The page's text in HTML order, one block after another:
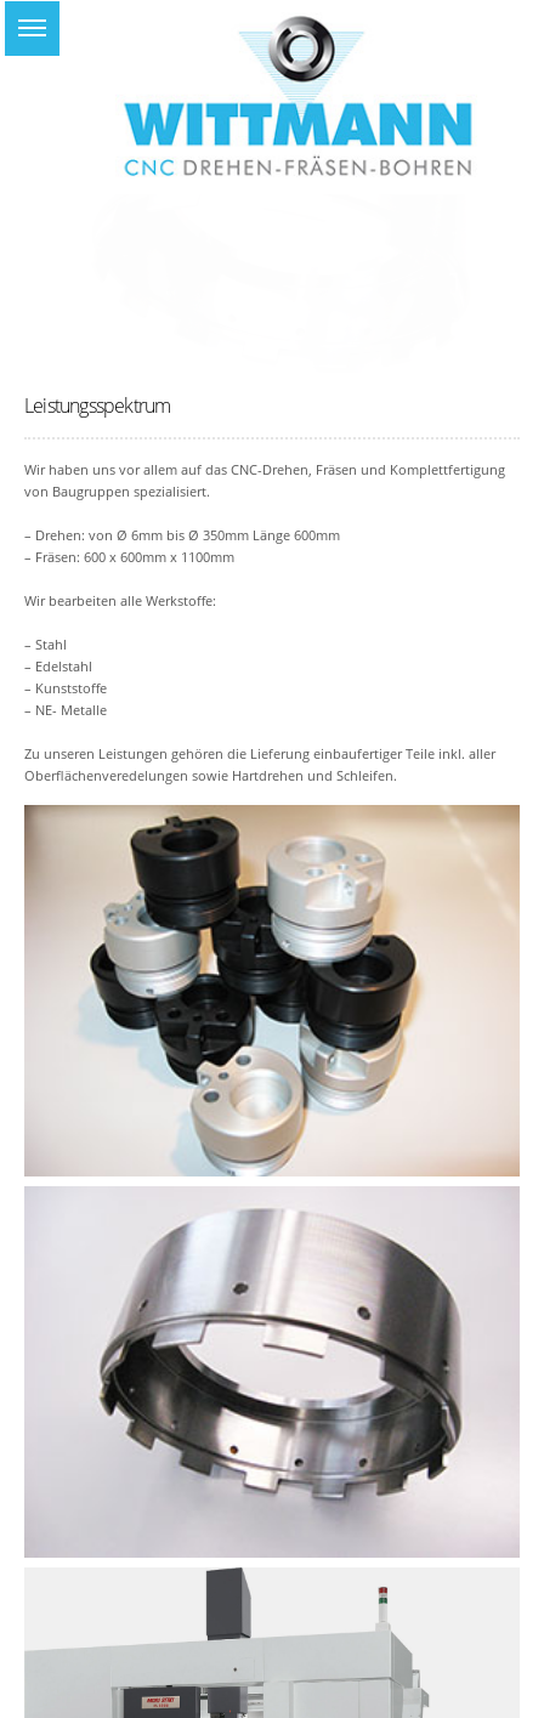
Leistungsspektrum
Wir haben uns vor allem auf das CNC-Drehen, Fräsen und Komplettfertigung
von Baugruppen spezialisiert.
– Drehen: von Ø 6mm bis Ø 350mm Länge 600mm
– Fräsen: 600 x 600mm x 1100mm
Wir bearbeiten alle Werkstoffe:
– Stahl
– Edelstahl
– Kunststoffe
– NE- Metalle
Zu unseren Leistungen gehören die Lieferung einbaufertiger Teile inkl. aller
Oberflächenveredelungen sowie Hartdrehen und Schleifen.